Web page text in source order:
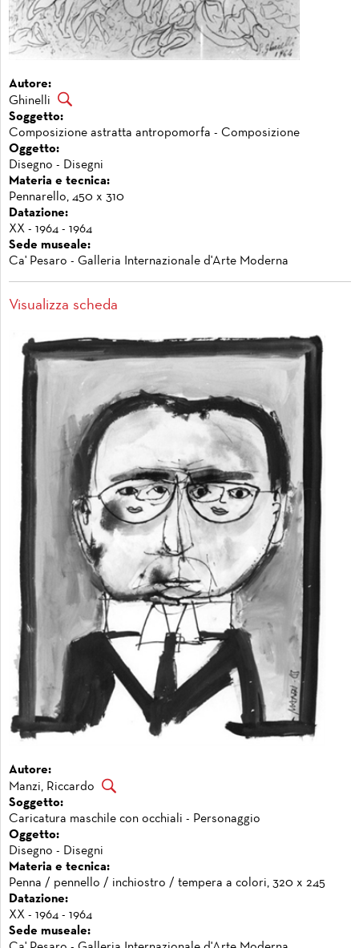
Autore:
Ghinelli
Soggetto:
Composizione astratta antropomorfa - Composizione
Oggetto:
Disegno - Disegni
Materia e tecnica:
Pennarello, 450 x 310
Datazione:
XX - 1964 - 1964
Sede museale:
Ca' Pesaro - Galleria Internazionale d'Arte Moderna
Visualizza scheda
Autore:
Manzi, Riccardo
Soggetto:
Caricatura maschile con occhiali - Personaggio
Oggetto:
Disegno - Disegni
Materia e tecnica:
Penna / pennello / inchiostro / tempera a colori, 320 x 245
Datazione:
XX - 1964 - 1964
Sede museale: